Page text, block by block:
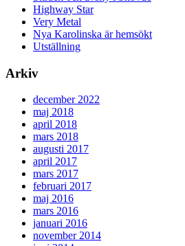
Highway Star
Very Metal
Nya Karolinska är hemsökt
Utställning
Arkiv
december 2022
maj 2018
april 2018
mars 2018
augusti 2017
april 2017
mars 2017
februari 2017
maj 2016
mars 2016
januari 2016
november 2014